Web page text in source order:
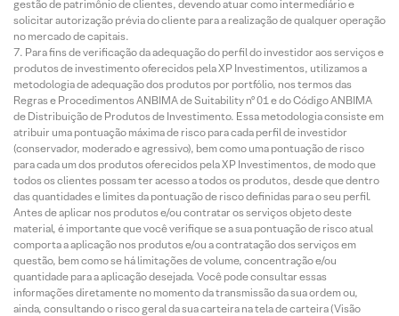
gestão de patrimônio de clientes, devendo atuar como intermediário e
solicitar autorização prévia do cliente para a realização de qualquer operação
no mercado de capitais.
Para fins de verificação da adequação do perfil do investidor aos serviços e
produtos de investimento oferecidos pela XP Investimentos, utilizamos a
metodologia de adequação dos produtos por portfólio, nos termos das
Regras e Procedimentos ANBIMA de Suitability nº 01 e do Código ANBIMA
de Distribuição de Produtos de Investimento. Essa metodologia consiste em
atribuir uma pontuação máxima de risco para cada perfil de investidor
(conservador, moderado e agressivo), bem como uma pontuação de risco
para cada um dos produtos oferecidos pela XP Investimentos, de modo que
todos os clientes possam ter acesso a todos os produtos, desde que dentro
das quantidades e limites da pontuação de risco definidas para o seu perfil.
Antes de aplicar nos produtos e/ou contratar os serviços objeto deste
material, é importante que você verifique se a sua pontuação de risco atual
comporta a aplicação nos produtos e/ou a contratação dos serviços em
questão, bem como se há limitações de volume, concentração e/ou
quantidade para a aplicação desejada. Você pode consultar essas
informações diretamente no momento da transmissão da sua ordem ou,
ainda, consultando o risco geral da sua carteira na tela de carteira (Visão